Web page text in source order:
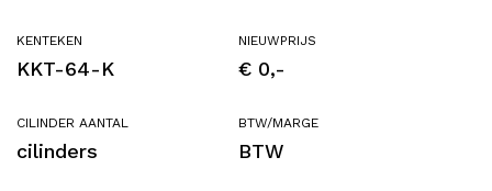
KENTEKEN
KKT-64-K
CILINDER AANTAL
cilinders
NIEUWPRIJS
€ 0,-
BTW/MARGE
BTW